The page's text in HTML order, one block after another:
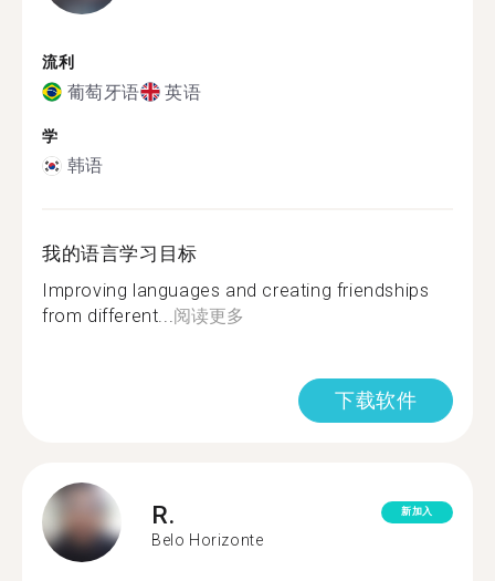
流利
葡萄牙语 英语
学
韩语
我的语言学习目标
Improving languages ​​and creating friendships
from different...阅读更多
下载软件
R.
Belo Horizonte
新加入